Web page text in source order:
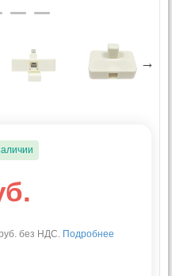
без НДС. Подробнее